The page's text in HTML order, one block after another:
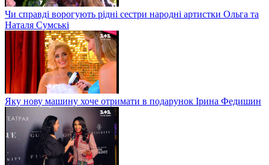
Чи справді ворогують рідні сестри народні артистки Ольга та
Наталя Сумські
Яку нову машину хоче отримати в подарунок Ірина Федишин